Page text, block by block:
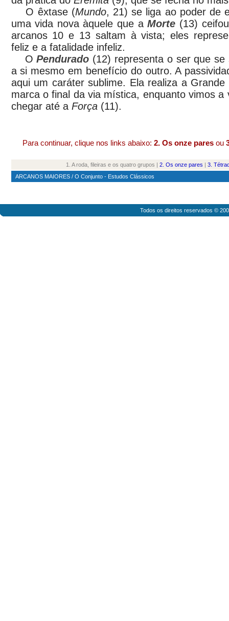
O êxtase (Mundo, 21) se liga ao poder de
uma vida nova àquele que aMorte (13)
arcanos 10 e 13 saltam à vista; eles
feliz e a fatalidade infeliz.
OPendurado (12) representa o ser que se
a si mesmo em benefício do outro. A
aqui um caráter sublime. Ela realiza a
marca o final da via mística, enquanto vimos a
chegar até a Força(11).
Para continuar, clique nos links abaixo: 2. Os onze pares ou
1. A roda, fileiras e os quatro grupos | 2. Os onze pares | 3.
ARCANOS MAIORES / O Conjunto - Estudos Clássicos
Todos os direitos reservados ©